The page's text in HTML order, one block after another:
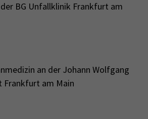
BG Unfallklinik Frankfurt am
an der Johann Wolfgang
Frankfurt am Main